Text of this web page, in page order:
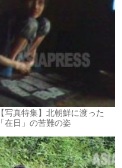
【写真特集】北朝鮮に渡った
「在日」の苦難の姿